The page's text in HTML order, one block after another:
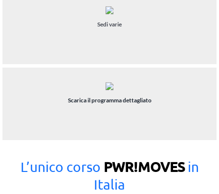
Sedi varie
Scarica il programma dettagliato
L’unico corso PWR!MOVESin
Italia